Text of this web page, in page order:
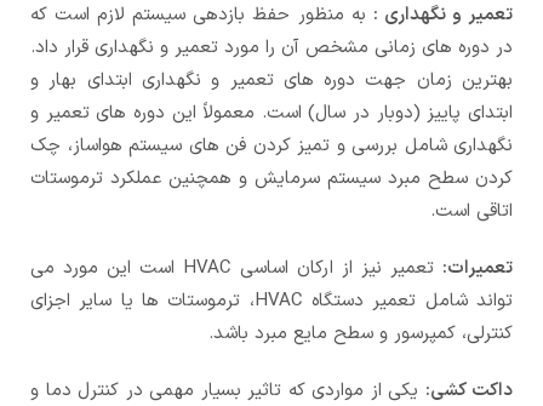
تعمیر و نگهداری : به منظور حفظ بازدهی سیستم لازم است که
در دوره های زمانی مشخص آن را مورد تعمیر و نگهداری قرار داد.
بهترین زمان جهت دوره های تعمیر و نگهداری ابتدای بهار و
ابتدای پاییز (دوبار در سال) است. معمولاً این دوره های تعمیر و
نگهداری شامل بررسی و تمیز کردن فن های سیستم هواساز، چک
کردن سطح مبرد سیستم سرمایش و همچنین عملکرد ترموستات
اتاقی است.
تعمیرات:
تعمیر نیز از ارکان اساسی HVAC است این مورد می
تواند شامل تعمیر دستگاه HVAC، ترموستات ها یا سایر اجزای
کنترلی، کمپرسور و سطح مایع مبرد باشد.
داکت کشی: یکی از مواردی که تاثیر بسیار مهمی در کنترل دما و